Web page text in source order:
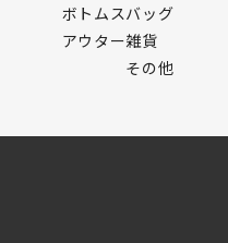
ボトムス
アウター
バッグ
雑貨
その他